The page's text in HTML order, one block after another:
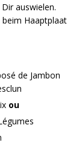
auswielen.
beim Haaptplaat
de Jambon
ou